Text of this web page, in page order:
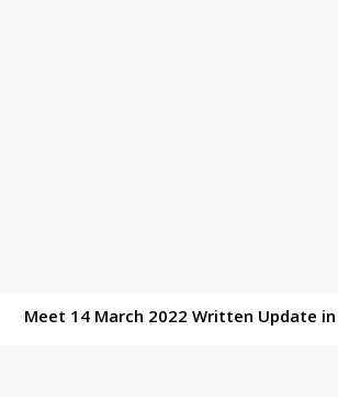
Meet 14 March 2022 Written Update